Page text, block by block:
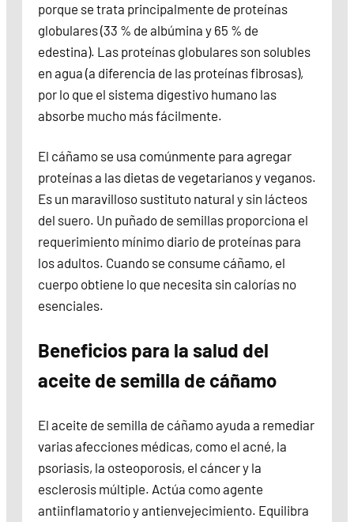
porque se trata principalmente de proteínas
globulares (33 % de albúmina y 65 % de
edestina). Las proteínas globulares son solubles
en agua (a diferencia de las proteínas fibrosas),
por lo que el sistema digestivo humano las
absorbe mucho más fácilmente.
El cáñamo se usa comúnmente para agregar
proteínas a las dietas de vegetarianos y veganos.
Es un maravilloso sustituto natural y sin lácteos
del suero. Un puñado de semillas proporciona el
requerimiento mínimo diario de proteínas para
los adultos. Cuando se consume cáñamo, el
cuerpo obtiene lo que necesita sin calorías no
esenciales.
Beneficios para la salud del
aceite de semilla de cáñamo
El aceite de semilla de cáñamo ayuda a remediar
varias afecciones médicas, como el acné, la
psoriasis, la osteoporosis, el cáncer y la
esclerosis múltiple. Actúa como agente
antiinflamatorio y antienvejecimiento. Equilibra